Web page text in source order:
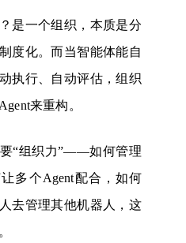
是一个组织，本质是分
度化。而当智能体能自
执行、自动评估，组织
Agent来重构。
“组织力”——如何管理
多个Agent配合，如何
去管理其他机器人，这